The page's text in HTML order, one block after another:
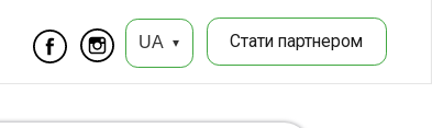
Стати партнером
UA ▾